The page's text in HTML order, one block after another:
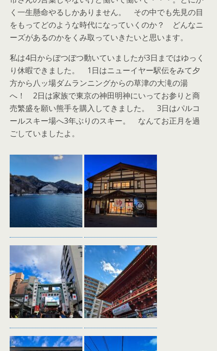
く一生懸命やるしかありません。 その中でも先見の目
をもってどのような時代になっていくのか？ どんなニ
ーズがあるのかをくみ取っていきたいと思います。
私は4日からぼつぼつ動いていましたが3日まではゆっく
り休暇できました。 1日はニューイヤー駅伝をみて夕
方から八ッ場ダムランニングからの草津の大滝の湯
へ！ 2日は家族で東京の神田明神にいってお参りと商
売繁盛を願い熊手を購入してきました。 3日はパルコ
ールスキー場へ3年ぶりのスキー。 なんてお正月を過
ごしていましたよ。